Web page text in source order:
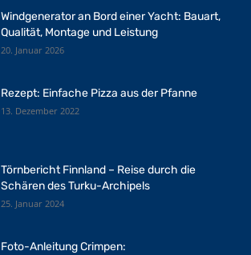
Windgenerator an Bord einer Yacht: Bauart,
Qualität, Montage und Leistung
20. Januar 2026
Rezept: Einfache Pizza aus der Pfanne
13. Dezember 2022
Törnbericht Finnland – Reise durch die
Schären des Turku-Archipels
25. Januar 2024
Foto-Anleitung Crimpen: